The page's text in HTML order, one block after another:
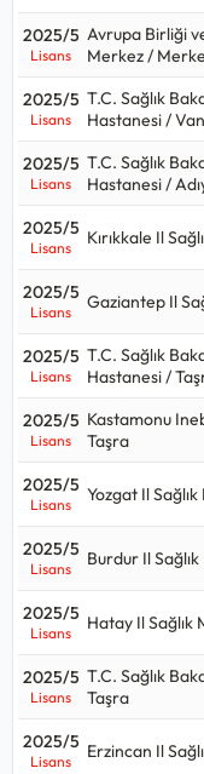
2025/5
Lisans
Avrupa Birliği
Merkez /
2025/5
Lisans
T.C. Sağlık
Hastanesi /
2025/5
Lisans
T.C. Sağlık
Hastanesi /
2025/5
Lisans Kırıkkale Il
2025/5
Lisans Gaziantep Il
2025/5
Lisans
T.C. Sağlık
Hastanesi /
2025/5
Lisans
Kastamonu
Taşra
2025/5
Lisans Yozgat Il
2025/5
Lisans Burdur Il
2025/5
Lisans Hatay Il Sağlık
2025/5
Lisans
T.C. Sağlık
Taşra
2025/5
Lisans Erzincan Il